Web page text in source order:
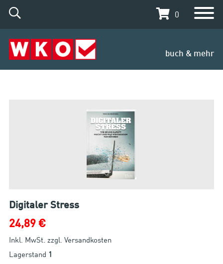
0
buch & mehr
Digitaler Stress
24,89 €
Inkl. MwSt. zzgl. Versandkosten
Lagerstand 1